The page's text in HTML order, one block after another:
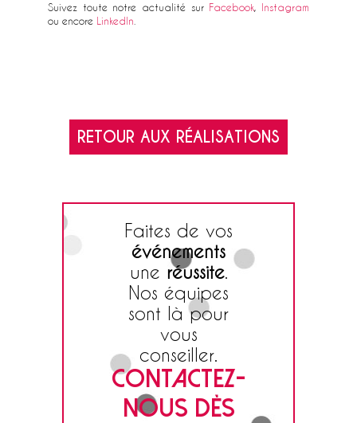
Suivez toute notre actualité sur Facebook, Instagram
ou encore LinkedIn
RETOUR AUX RÉALISATIONS
Faites de vos
événements
une réussite.
Nos équipes
sont là pour
vous
conseiller.
CONTACTEZ-
NOUS DÈS